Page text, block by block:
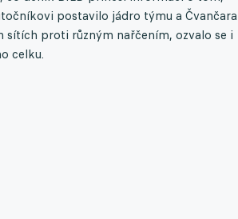
postavilo jádro týmu a Čvančara
sítích proti různým nařčením, ozvalo se i
celku.